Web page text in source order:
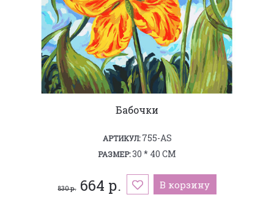
Бабочки
АРТИКУЛ:755-AS
РАЗМЕР:30 * 40 СМ
830 р.664 р. В корзину